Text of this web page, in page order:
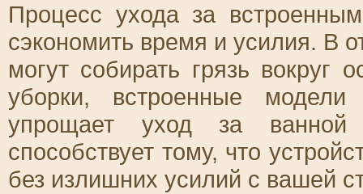
Процесс ухода за
сэкономить время и усилия. В
могут собирать грязь вокруг
уборки, встроенные
упрощает уход за ванной
способствует тому, что
без излишних усилий с вашей